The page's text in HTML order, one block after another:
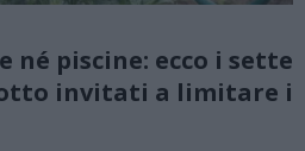
piscine: ecco i sette
invitati a limitare i